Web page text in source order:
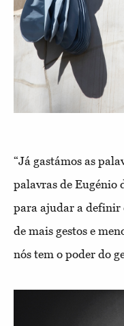
“Já gastámos as
palavras de Eugénio
para ajudar a definir
de mais gestos e
nós tem o poder do